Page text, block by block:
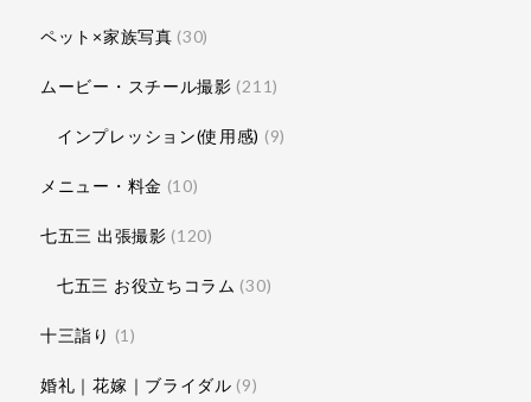
ペット×家族写真 (30)
ムービー・スチール撮影 (211)
インプレッション(使用感) (9)
メニュー・料金 (10)
七五三 出張撮影 (120)
七五三 お役立ちコラム (30)
十三詣り (1)
婚礼｜花嫁｜ブライダル (9)